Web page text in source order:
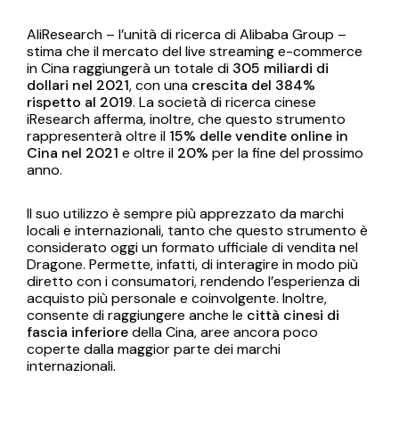
AliResearch – l’unità di ricerca di Alibaba Group –
stima che il mercato del live streaming e-commerce
in Cina raggiungerà un totale di 305 miliardi di
dollari nel 2021, con una crescita del 384%
rispetto al 2019. La società di ricerca cinese
iResearch afferma, inoltre, che questo strumento
rappresenterà oltre il 15% delle vendite online in
Cina nel 2021 e oltre il 20% per la fine del prossimo
anno.
Il suo utilizzo è sempre più apprezzato da marchi
locali e internazionali, tanto che questo strumento è
considerato oggi un formato ufficiale di vendita nel
Dragone. Permette, infatti, di interagire in modo più
diretto con i consumatori, rendendo l’esperienza di
acquisto più personale e coinvolgente. Inoltre,
consente di raggiungere anche le città cinesi di
fascia inferioredella Cina, aree ancora poco
coperte dalla maggior parte dei marchi
internazionali.